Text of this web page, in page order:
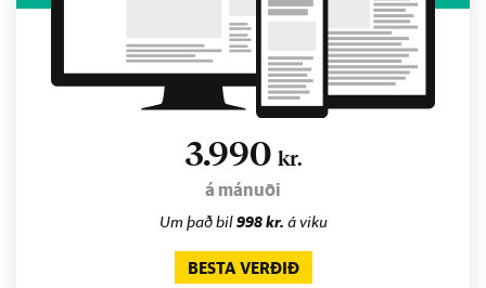
3.990 kr.
á mánuði
Um það bil998 kr. á viku
BESTA VERÐIÐ